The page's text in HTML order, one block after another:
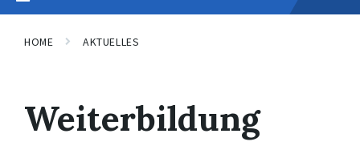
HOME AKTUELLES
Weiterbildung